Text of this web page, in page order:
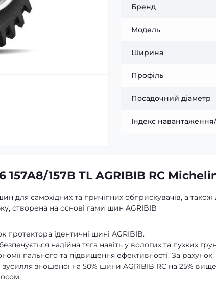
Бренд
Модель
Ширина
Профіль
Посадочний діаметр
Індекс
157B TL AGRIBIB RC
для самохідних та причіпних обприскувачів, а також
створена на основі гами шин AGRIBIB
протектора ідентичні шині AGRIBIB.
надійна тяга навіть у вологих та пухких
пального та підвищення ефективності. За рахунок
зношеної на 50% шини AGRIBIB RC на 25%